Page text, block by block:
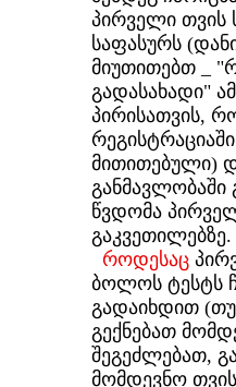
პირველი თვის
საფასურს
მიუთითებთ _
გადასახადი"
პირისათვის,
რეგისტრაციაში
მითითებული)
განმავლობაში
წვდომა
გაკვეთილებზე.
როდესაც
ბოლოს ტესტს
გადაიხდით
გექნებათ
შეგეძლებათ,
მომდევნო თვის